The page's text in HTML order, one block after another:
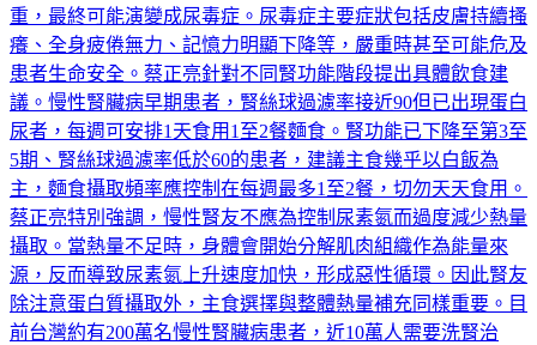
為一碗白飯的3.5倍。尿素氮長期累積會使腎臟負擔持續加
重，最終可能演變成尿毒症。尿毒症主要症狀包括皮膚持續搔
癢、全身疲倦無力、記憶力明顯下降等，嚴重時甚至可能危及
患者生命安全。蔡正亮針對不同腎功能階段提出具體飲食建
議。慢性腎臟病早期患者，腎絲球過濾率接近90但已出現蛋白
尿者，每週可安排1天食用1至2餐麵食。腎功能已下降至第3至
5期、腎絲球過濾率低於60的患者，建議主食幾乎以白飯為
主，麵食攝取頻率應控制在每週最多1至2餐，切勿天天食用。
蔡正亮特別強調，慢性腎友不應為控制尿素氮而過度減少熱量
攝取。當熱量不足時，身體會開始分解肌肉組織作為能量來
源，反而導致尿素氮上升速度加快，形成惡性循環。因此腎友
除注意蛋白質攝取外，主食選擇與整體熱量補充同樣重要。目